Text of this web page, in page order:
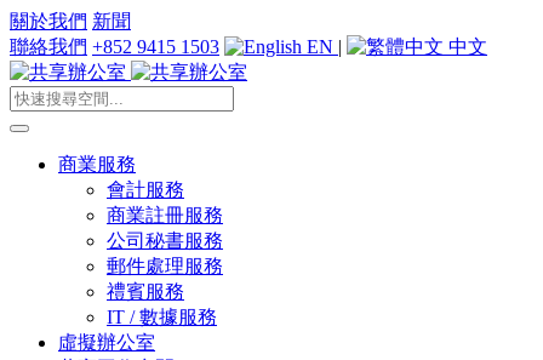
關於我們 新聞
聯絡我們 +852 9415 1503 EN | 中文
商業服務
會計服務
商業註冊服務
公司秘書服務
郵件處理服務
禮賓服務
IT / 數據服務
虛擬辦公室